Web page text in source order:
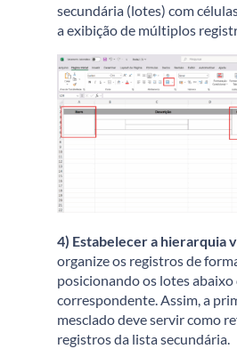
secundária (lotes) com
a exibição de múltiplos
4) Estabelecer a hierarquia
organize os registros de
posicionando os lotes
correspondente.Assim, a
mesclado deve servir como
registros da lista secundária.